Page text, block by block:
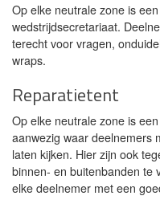
Op elke neutrale zone is
wedstrijdsecretariaat.
terecht voor vragen,
wraps.
Reparatietent
Op elke neutrale zone is
aanwezig waar deelnemers
laten kijken. Hier zijn ook
binnen- en buitenbanden te
elke deelnemer met een